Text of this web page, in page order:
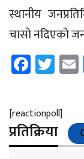
स्थानीय
चासाे नदिएको
[reactionpoll]
प्रतिक्रिया